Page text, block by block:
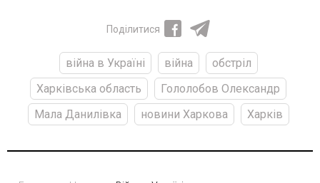
Поділитися
війна в Україні війна
обстріл
Харківська область
Гололобов Олександр
Мала Данилівка
новини Харкова Харків